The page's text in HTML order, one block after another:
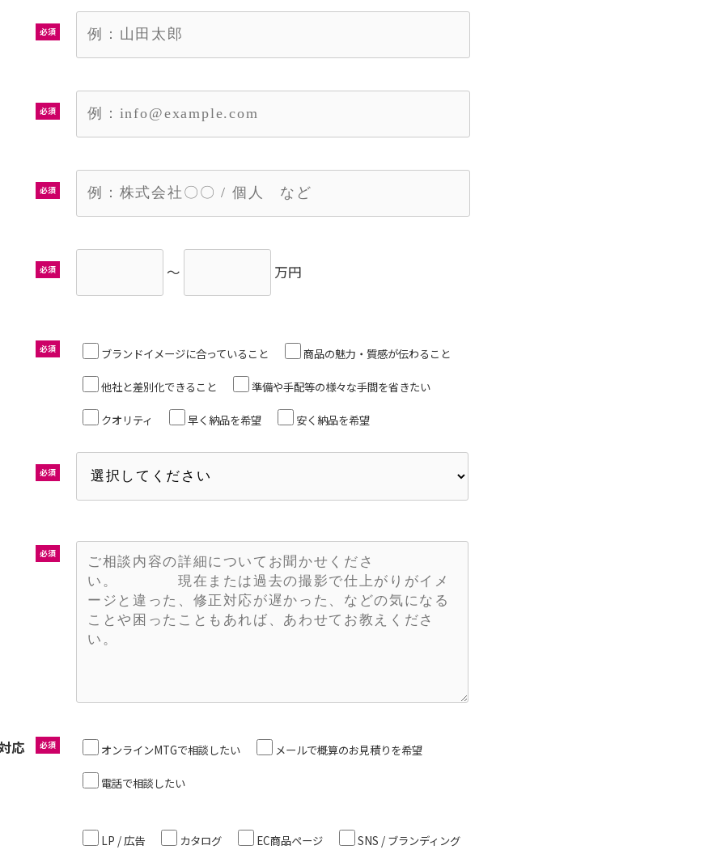
必須
必須
必須
必須 ～ 万円
必須 ブランドイメージに合っていること 商品の魅力・質感が伝わること
他社と差別化できること 準備や手配等の様々な手間を省きたい
クオリティ 早く納品を希望 安く納品を希望
必須
必須
必須
応 オンラインMTGで相談したい メールで概算のお見積りを希望
電話で相談したい
LP / 広告 カタログ EC商品ページ SNS / ブランディング